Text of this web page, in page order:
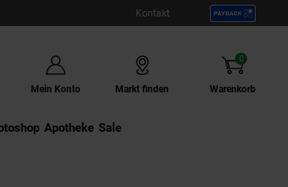
Kontakt
Mein Konto Markt finden Warenkorb
0
Artikel
Link:
Externer Link:
Apotheke Sale